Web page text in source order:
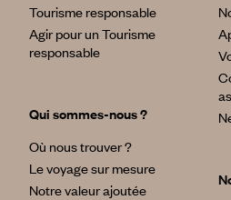
Tourisme responsable
Agir pour un Tourisme
responsable
Qui sommes-nous ?
Où nous trouver ?
Le voyage sur mesure
Notre valeur ajoutée